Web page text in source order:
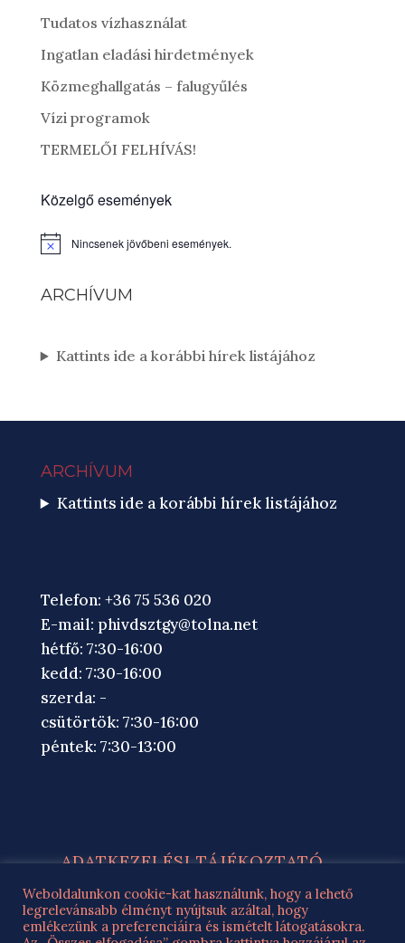
Tudatos vízhasználat
Ingatlan eladási hirdetmények
Közmeghallgatás – falugyűlés
Vízi programok
TERMELŐI FELHÍVÁS!
Közelgő események
Notice Nincsenek jövőbeni események.
ARCHÍVUM
Kattints ide a korábbi hírek listájához
ARCHÍVUM
Kattints ide a korábbi hírek listájához
Telefon: +36 75 536 020
E-mail: phivdsztgy@tolna.net
hétfő: 7:30-16:00
kedd: 7:30-16:00
szerda: -
csütörtök: 7:30-16:00
péntek: 7:30-13:00
ADATKEZELÉSI TÁJÉKOZTATÓ
ROMA NEMZ. ÖNK. ADATKEZELÉSI
TÁJÉKOZTATÓ
Weboldalunkon cookie-kat használunk, hogy a lehető
legrelevánsabb élményt nyújtsuk azáltal, hogy
emlékezünk a preferenciáira és ismételt látogatásokra.